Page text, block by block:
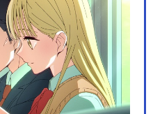
Dear My Friend-まだ見ぬ未
来へ-…